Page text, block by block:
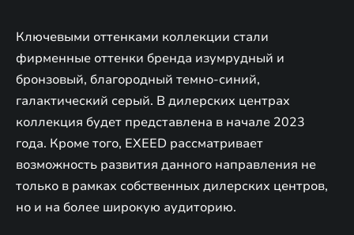
Ключевыми оттенками коллекции стали
фирменные оттенки бренда изумрудный и
бронзовый, благородный темно-синий,
галактический серый. В дилерских центрах
коллекция будет представлена в начале 2023
года. Кроме того, EXEED рассматривает
возможность развития данного направления не
только в рамках собственных дилерских центров,
но и на более широкую аудиторию.